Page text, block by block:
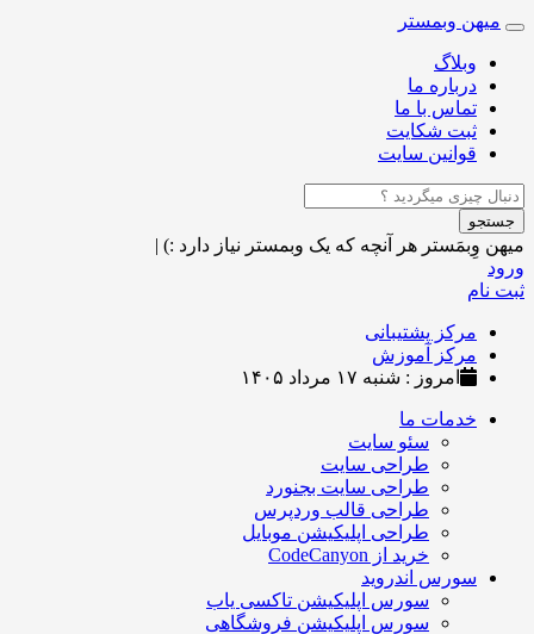
Toggle
navigation
میهن وبمستر
وبلاگ
درباره ما
تماس با ما
ثبت شکایت
قوانین سایت
جستجو
میهن وِبمَستر هر آنچه که یک وبمستر نیاز دارد :) |
ورود
ثبت نام
مرکز پشتیبانی
مرکز آموزش
امروز : شنبه ۱۷ مرداد ۱۴۰۵
خدمات ما
سئو سایت
طراحی سایت
طراحی سایت بجنورد
طراحی قالب وردپرس
طراحی اپلیکیشن موبایل
خرید از CodeCanyon
سورس اندروید
سورس اپلیکیشن تاکسی یاب
سورس اپلیکیشن فروشگاهی